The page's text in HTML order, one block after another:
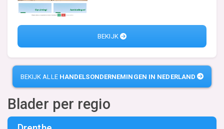
BEKIJK
BEKIJK ALLE HANDELSONDERNEMINGEN IN NEDERLAND
Blader per regio